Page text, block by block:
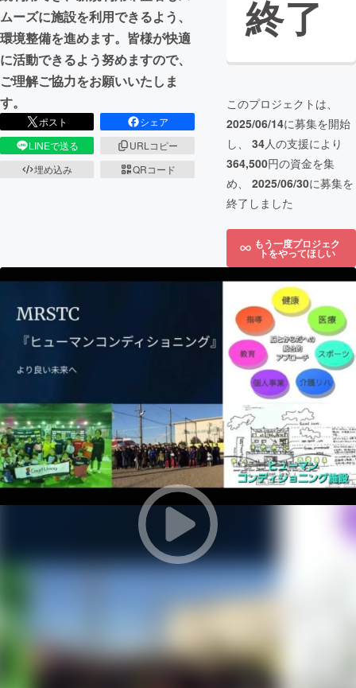
ムーズに施設を利用できるよう、
環境整備を進めます。皆様が快適
に活動できるよう努めますので、
ご理解ご協力をお願いいたしま
す。
ポスト
シェア
LINEで送る
URLコピー
埋め込み
QRコード
終了
このプロジェクトは、
2025/06/14に募集を開始
し、 34人の支援により
364,500円の資金を集
め、 2025/06/30に募集を
終了しました
もう一度プロジェク
トをやってほしい